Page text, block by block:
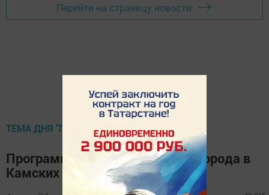
Перейти на страницу новости
ТЕМА ДНЯ "ГАЗЕТА"
Программа празднования Дня города в
Камских Полянах